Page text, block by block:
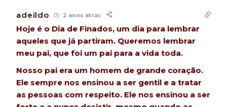
adeildo 2 anos atrás
Hoje é o Dia de Finados, um dia para lembrar
aqueles que já partiram. Queremos lembrar
meu pai, que foi um pai para a vida toda.
Nosso pai era um homem de grande coração.
Ele sempre nos ensinou a ser gentil e a tratar
as pessoas com respeito. Ele nos ensinou a ser